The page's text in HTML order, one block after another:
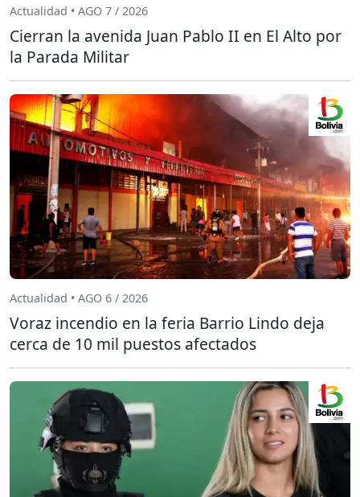
Actualidad • AGO 7 / 2026
Cierran la avenida Juan Pablo II en El Alto por
la Parada Militar
Actualidad • AGO 6 / 2026
Voraz incendio en la feria Barrio Lindo deja
cerca de 10 mil puestos afectados